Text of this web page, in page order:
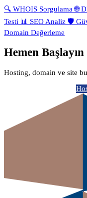
🔍 WHOIS Sorgulama🌐
Testi 📊 SEO Analiz 🛡️
Domain Değerleme
Hemen Başlayın
Hosting, domain ve site